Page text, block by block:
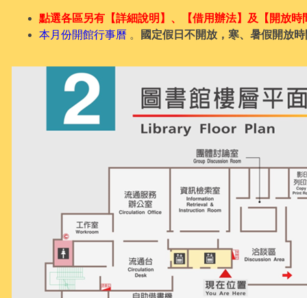
點選各區另有【詳細說明 】 、 【借用辦法】及
【開放時
本月份開館行事曆 。 國定假日不開放，寒、暑假開放